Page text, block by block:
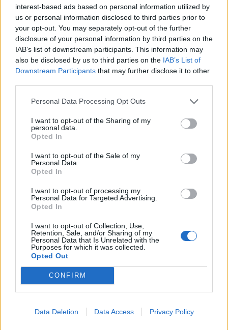
interest-based ads based on personal information utilized by
us or personal information disclosed to third parties prior to
your opt-out. You may separately opt-out of the further
disclosure of your personal information by third parties on the
IAB’s list of downstream participants. This information may
also be disclosed by us to third parties on the IAB’s List of
Downstream Participants that may further disclose it to other
Personal Data Processing Opt Outs
I want to opt-out of the Sharing of my
personal data.
Opted In
I want to opt-out of the Sale of my
Personal Data.
Opted In
I want to opt-out of processing my
Personal Data for Targeted Advertising.
Opted In
I want to opt-out of Collection, Use,
Retention, Sale, and/or Sharing of my
Personal Data that Is Unrelated with the
Purposes for which it was collected.
Opted Out
CONFIRM
Data Deletion Data Access Privacy Policy
μυαλό μου μπορεί και έρχεται στα ίσια του. Όταν
ξεκινούσα την καριέρα μου, τα δόντια μου συνήθιζαν
να τρίζουν και να ιδρώνουν απ’ την αγωνία.